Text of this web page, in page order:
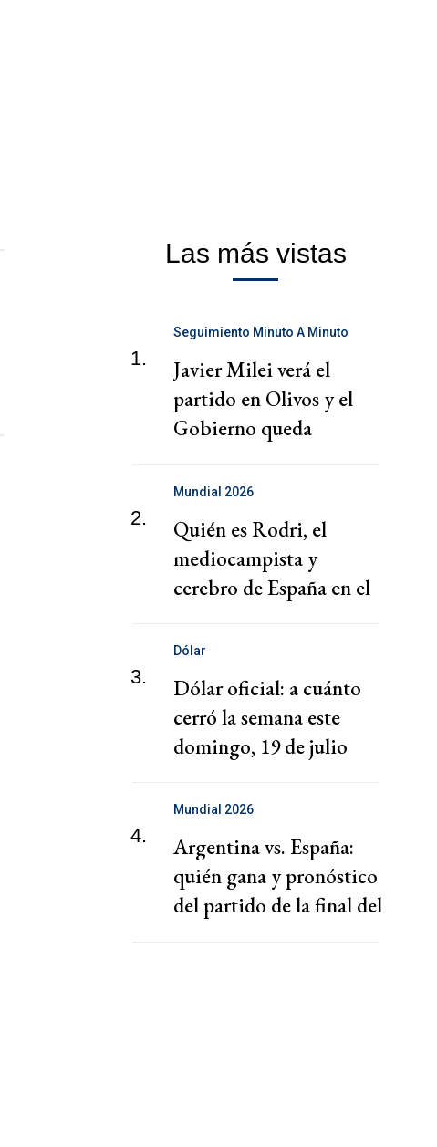
Las más vistas
1.
Seguimiento Minuto A Minuto
Javier Milei verá el
partido en Olivos y el
Gobierno queda
2.
Mundial 2026
Quién es Rodri, el
mediocampista y
cerebro de España en el
juega
3.
Dólar
Dólar oficial: a cuánto
cerró la semana este
domingo, 19 de julio
4.
Mundial 2026
Argentina vs. España:
quién gana y pronóstico
del partido de la final del